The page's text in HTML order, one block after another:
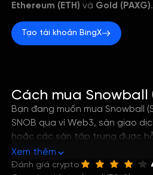
Ethereum (ETH) và Gold (PAXG).
Tạo tài khoản BingX
Cách mua Snowball
Bạn đang muốn mua Snowball
SNOB qua ví Web3, sàn giao
hoặc các sàn tập trung được
đơn giản. Hướng dẫn này sẽ
nhất để mua Snowball, cũng
Xem thêm
Đánh giá crypto